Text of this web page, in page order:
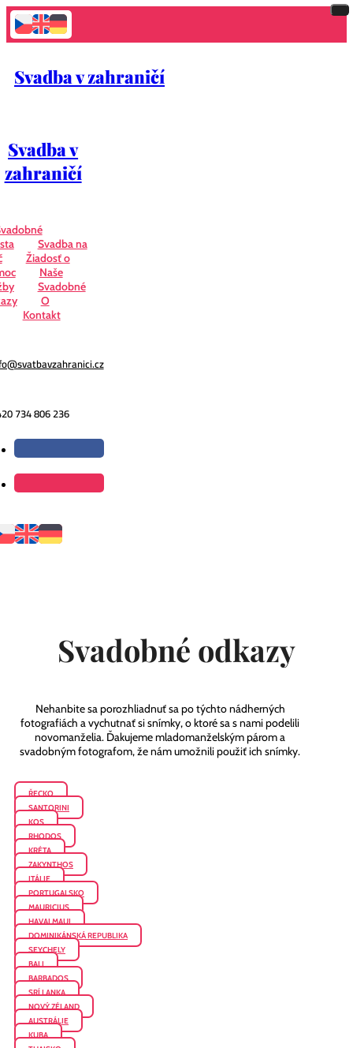
Svadba v zahraničí
Svadba v
zahraničí
Svadba na
Žiadosť o
Naše
Svadobné
O
Kontakt
734 806 236
Svadobné odkazy
Nehanbite sa porozhliadnuť sa po týchto nádherných
fotografiách a vychutnať si snímky, o ktoré sa s nami podelili
novomanželia. Ďakujeme mladomanželským párom a
svadobným fotografom, že nám umožnili použiť ich snímky.
ŘECKO
SANTORINI
KOS
RHODOS
KRÉTA
ZAKYNTHOS
ITÁLIE
PORTUGALSKO
MAURICIUS
HAVAJ MAUI
DOMINIKÁNSKÁ REPUBLIKA
SEYCHELY
BALI
BARBADOS
SRÍ LANKA
NOVÝ ZÉLAND
AUSTRÁLIE
KUBA